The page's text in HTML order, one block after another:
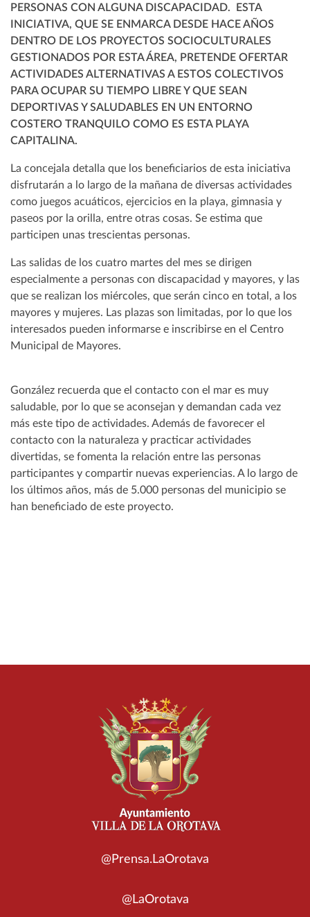
PERSONAS CON ALGUNA DISCAPACIDAD. ESTA
INICIATIVA, QUE SE ENMARCA DESDE HACE AÑOS
DENTRO DE LOS PROYECTOS SOCIOCULTURALES
GESTIONADOS POR ESTA ÁREA, PRETENDE OFERTAR
ACTIVIDADES ALTERNATIVAS A ESTOS COLECTIVOS
PARA OCUPAR SU TIEMPO LIBRE Y QUE SEAN
DEPORTIVAS Y SALUDABLES EN UN ENTORNO
COSTERO TRANQUILO COMO ES ESTA PLAYA
CAPITALINA.
La concejala detalla que los beneficiarios de esta iniciativa
disfrutarán a lo largo de la mañana de diversas actividades
como juegos acuáticos, ejercicios en la playa, gimnasia y
paseos por la orilla, entre otras cosas. Se estima que
participen unas trescientas personas.
Las salidas de los cuatro martes del mes se dirigen
especialmente a personas con discapacidad y mayores, y las
que se realizan los miércoles, que serán cinco en total, a los
mayores y mujeres. Las plazas son limitadas, por lo que los
interesados pueden informarse e inscribirse en el Centro
Municipal de Mayores.
González recuerda que el contacto con el mar es muy
saludable, por lo que se aconsejan y demandan cada vez
más este tipo de actividades. Además de favorecer el
contacto con la naturaleza y practicar actividades
divertidas, se fomenta la relación entre las personas
participantes y compartir nuevas experiencias. A lo largo de
los últimos años, más de 5.000 personas del municipio se
han beneficiado de este proyecto.
@Prensa.LaOrotava
@LaOrotava